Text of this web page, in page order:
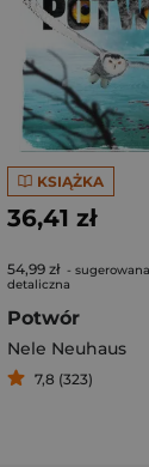
KSIĄŻKA
36,41 zł
54,99 zł -
detaliczna
Potwór
Nele Neuhaus
7,8 (323)